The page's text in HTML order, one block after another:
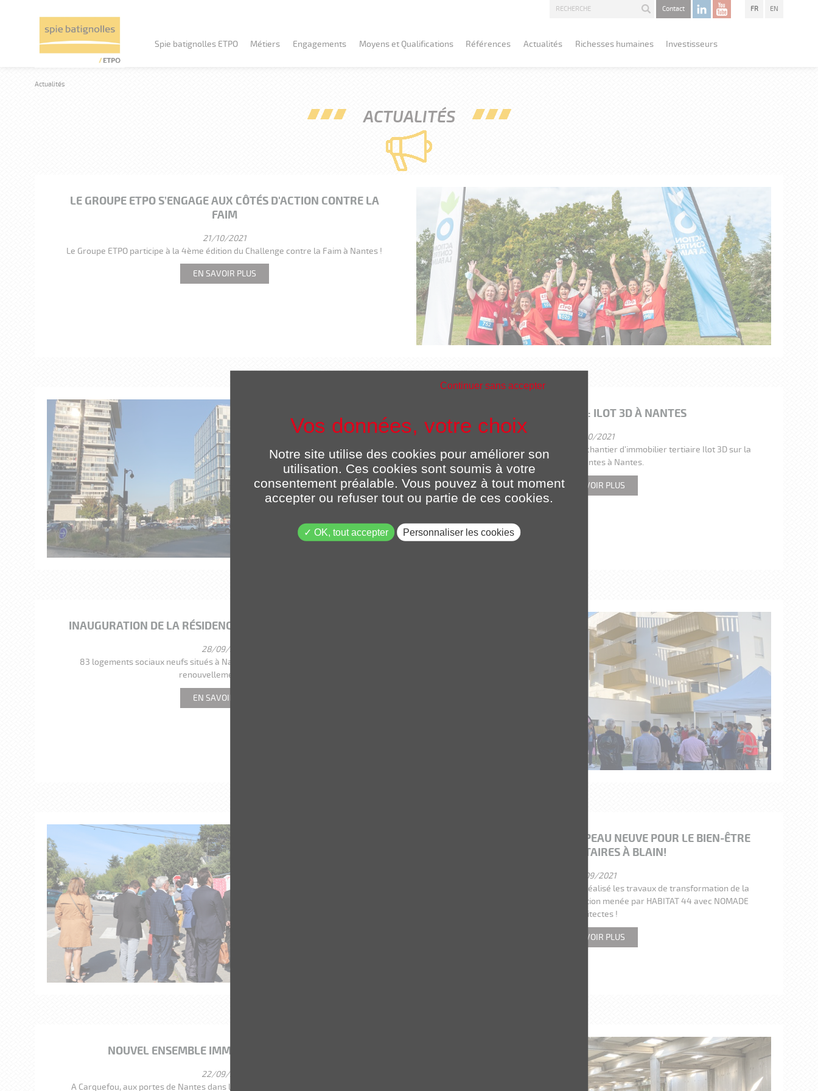
FR EN
Contact
Spie batignolles ETPO
Nos valeurs
Métiers
Travaux Spéciaux Entretien
Engagements
Engagements client
Moyens et Qualifications
Moyens
Qualifications et Certifications
Références Actualités Richesses humaines Investisseurs
Actualités
ACTUALITÉS
LE GROUPE ETPO S’ENGAGE AUX CÔTÉS D'ACTION CONTRE LA
FAIM
21/10/2021
Le Groupe ETPO participe à la 4ème édition du Challenge contre la Faim à Nantes !
EN SAVOIR PLUS
ZOOM CHANTIER : ILOT 3D À NANTES
11/10/2021
Coup d’œil sur la progression de notre chantier d’immobilier tertiaire Ilot 3D sur la
ZAC Euronantes à Nantes.
EN SAVOIR PLUS
INAUGURATION DE LA RÉSIDENCE LES TISSERANDS À NANTES
28/09/2021
83 logements sociaux neufs situés à Nantes Nord dans un quartier en plein
renouvellement urbain.
EN SAVOIR PLUS
LE PRÉ SAINT-LAURENT FAIT PEAU NEUVE POUR LE BIEN-ÊTRE
DE SES LOCATAIRES À BLAIN!
23/09/2021
ont réalisé les travaux de transformation de la
Résidence du Pré Saint Laurent, opération menée par HABITAT 44 avec NOMADE
architectes !
EN SAVOIR PLUS
NOUVEL ENSEMBLE IMMOBILIER « FAIR PLAY »
22/09/2021
A Carquefou, aux portes de Nantes dans le quartier Moulin Boisseau, l’ancienne
Notre site utilise des cookies pour améliorer son
utilisation. Ces cookies sont soumis à votre
consentement préalable. Vous pouvez à tout moment
accepter ou refuser tout ou partie de ces cookies.
OK, tout accepter
Continuer sans accepter
Personnaliser les cookies